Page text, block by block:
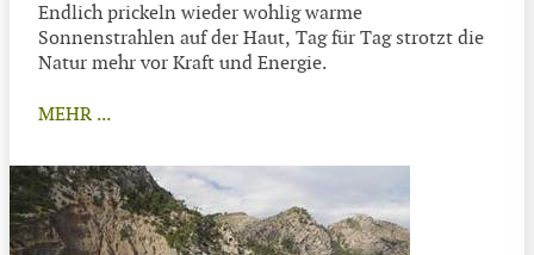
Endlich prickeln wieder wohlig warme
Sonnenstrahlen auf der Haut, Tag für Tag strotzt die
Natur mehr vor Kraft und Energie.
MEHR ...